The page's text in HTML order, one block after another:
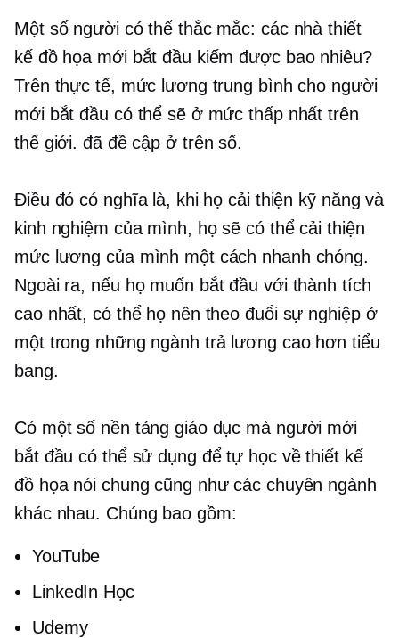
Một số người có thể thắc mắc: các nhà thiết
kế đồ họa mới bắt đầu kiếm được bao nhiêu?
Trên thực tế, mức lương trung bình cho người
mới bắt đầu có thể sẽ ở mức thấp nhất trên
thế giới.đã đề cập ở trên số.
Điều đó có nghĩa là, khi họ cải thiện kỹ năng và
kinh nghiệm của mình, họ sẽ có thể cải thiện
mức lương của mình một cách nhanh chóng.
Ngoài ra, nếu họ muốn bắt đầu với thành tích
cao nhất, có thể họ nên theo đuổi sự nghiệp ở
một trong những ngành trả lương cao hơn tiểu
bang.
Có một số nền tảng giáo dục mà người mới
bắt đầu có thể sử dụng để tự học về thiết kế
đồ họa nói chung cũng như các chuyên ngành
khác nhau. Chúng bao gồm:
YouTube
LinkedIn Học
Udemy